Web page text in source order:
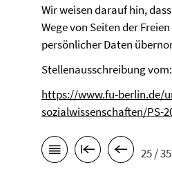
Wir weisen darauf hin,
Wege von Seiten der
persönlicher Daten
Stellenausschreibung
https://www.fu-berlin.de/
sozialwissenschaften/PS-
25 / 35